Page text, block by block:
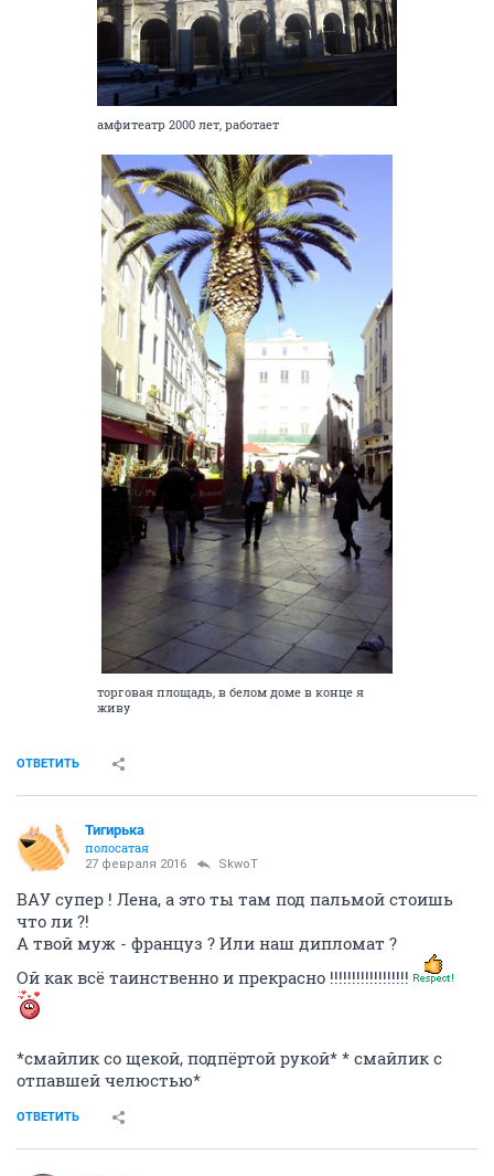
амфитеатр 2000 лет, работает
торговая площадь, в белом доме в конце я
живу
ОТВЕТИТЬ
Тигирька
полосатая
27 февраля 2016 SkwоT
ВАУ супер ! Лена, а это ты там под пальмой стоишь
что ли ?!
А твой муж - француз ? Или наш дипломат ?
Ой как всё таинственно и прекрасно !!!!!!!!!!!!!!!!!!
*смайлик со щекой, подпёртой рукой* * смайлик с
отпавшей челюстью*
ОТВЕТИТЬ